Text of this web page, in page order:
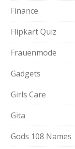
Finance
Flipkart Quiz
Frauenmode
Gadgets
Girls Care
Gita
Gods 108 Names